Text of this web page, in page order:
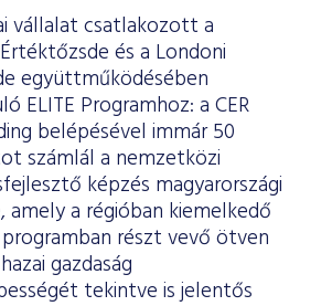
vállalat csatlakozott a
és a Londoni
együttműködésében
ELITE Programhoz: a CER
belépésével immár 50
számlál a nemzetközi
képzés magyarországi
amely a régióban kiemelkedő
részt vevő ötven
gazdaság
tekintve is jelentős